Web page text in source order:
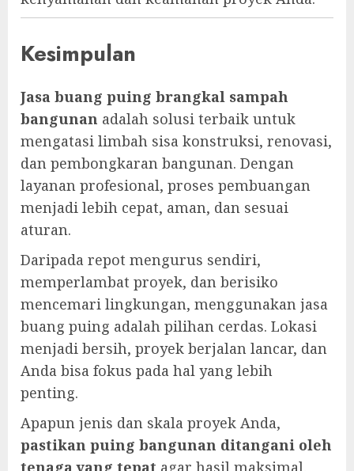
Kesimpulan
Jasa buang puing brangkal sampah
bangunan adalah solusi terbaik untuk
mengatasi limbah sisa konstruksi, renovasi,
dan pembongkaran bangunan. Dengan
layanan profesional, proses pembuangan
menjadi lebih cepat, aman, dan sesuai
aturan.
Daripada repot mengurus sendiri,
memperlambat proyek, dan berisiko
mencemari lingkungan, menggunakan jasa
buang puing adalah pilihan cerdas. Lokasi
menjadi bersih, proyek berjalan lancar, dan
Anda bisa fokus pada hal yang lebih
penting.
Apapun jenis dan skala proyek Anda,
pastikan puing bangunan ditangani oleh
tenaga yang tepat agar hasil maksimal,